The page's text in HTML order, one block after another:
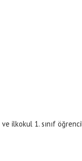
ve ilkokul 1. sınıf